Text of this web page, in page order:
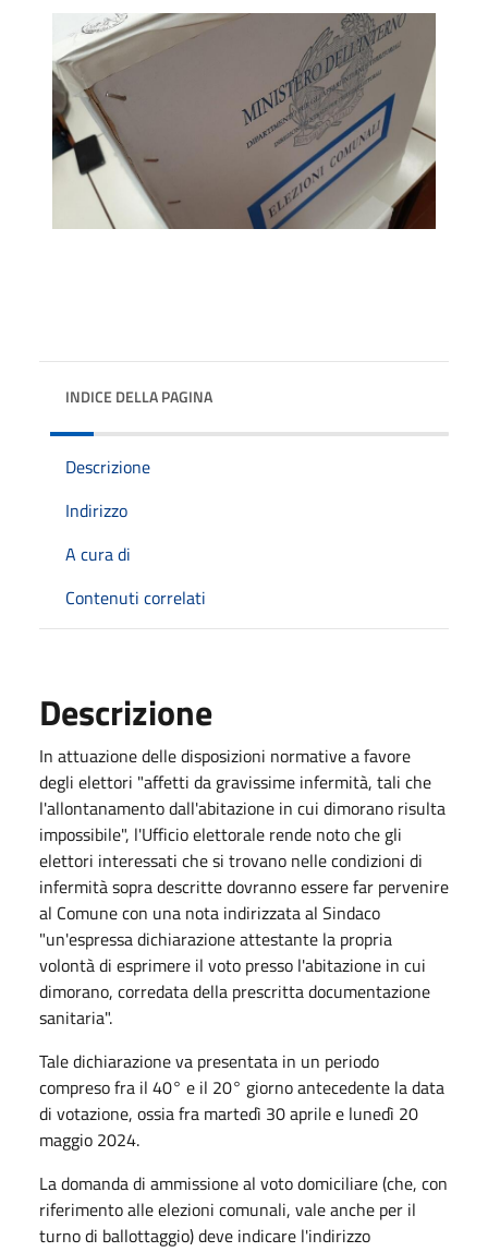
INDICE DELLA PAGINA
Descrizione
Indirizzo
A cura di
Contenuti correlati
Descrizione
In attuazione delle disposizioni normative a favore
degli elettori "affetti da gravissime infermità, tali che
l'allontanamento dall'abitazione in cui dimorano risulta
impossibile", l'Ufficio elettorale rende noto che gli
elettori interessati che si trovano nelle condizioni di
infermità sopra descrittedovranno essere far pervenire
al Comune con una nota indirizzata al Sindaco
"un'espressa dichiarazione attestante la propria
volontà di esprimere il voto presso l'abitazione in cui
dimorano, corredata della prescritta documentazione
sanitaria".
Tale dichiarazione va presentata in un periodo
compreso fra il 40° e il 20° giorno antecedente la data
di votazione, ossia fra martedì 30 aprile e lunedì 20
maggio 2024.
La domanda di ammissione al voto domiciliare (che, con
riferimento alle elezioni comunali, vale anche per il
turno di ballottaggio) deve indicare l'indirizzo